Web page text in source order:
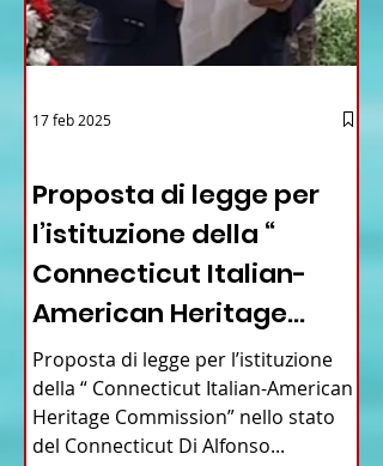
Proposta di legge per
l’istituzione della “
Connecticut Italian-
American Heritage
Commission” nello stato
del Connecticut
Proposta di legge per l’istituzione
della “ Connecticut Italian-American
Heritage Commission” nello stato
del Connecticut Di Alfonso...
17 feb 2025